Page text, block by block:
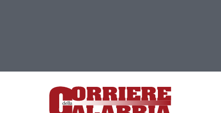
Clicca e segui “Corriere della Calabria” su Google News